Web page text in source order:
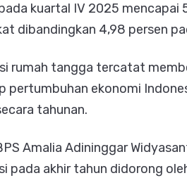
kuartal IV 2025 mencapai
dibandingkan 4,98 persen
rumah tangga tercatat
pertumbuhan ekonomi
tahunan.
Amalia Adininggar
pada akhir tahun didorong